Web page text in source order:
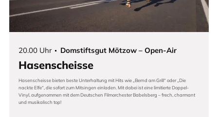
20.00 Uhr Domstiftsgut Mötzow – Open-Air
Hasenscheisse
Hasenscheisse bieten beste Unterhaltung mit Hits wie „Bernd am Grill“ oder „Die
nackte Elfe“, die sofort zum Mitsingen einladen. Mit dabei ist eine limitierte Doppel-
Vinyl, aufgenommen mit dem Deutschen Filmorchester Babelsberg – frech, charmant
und musikalisch top!